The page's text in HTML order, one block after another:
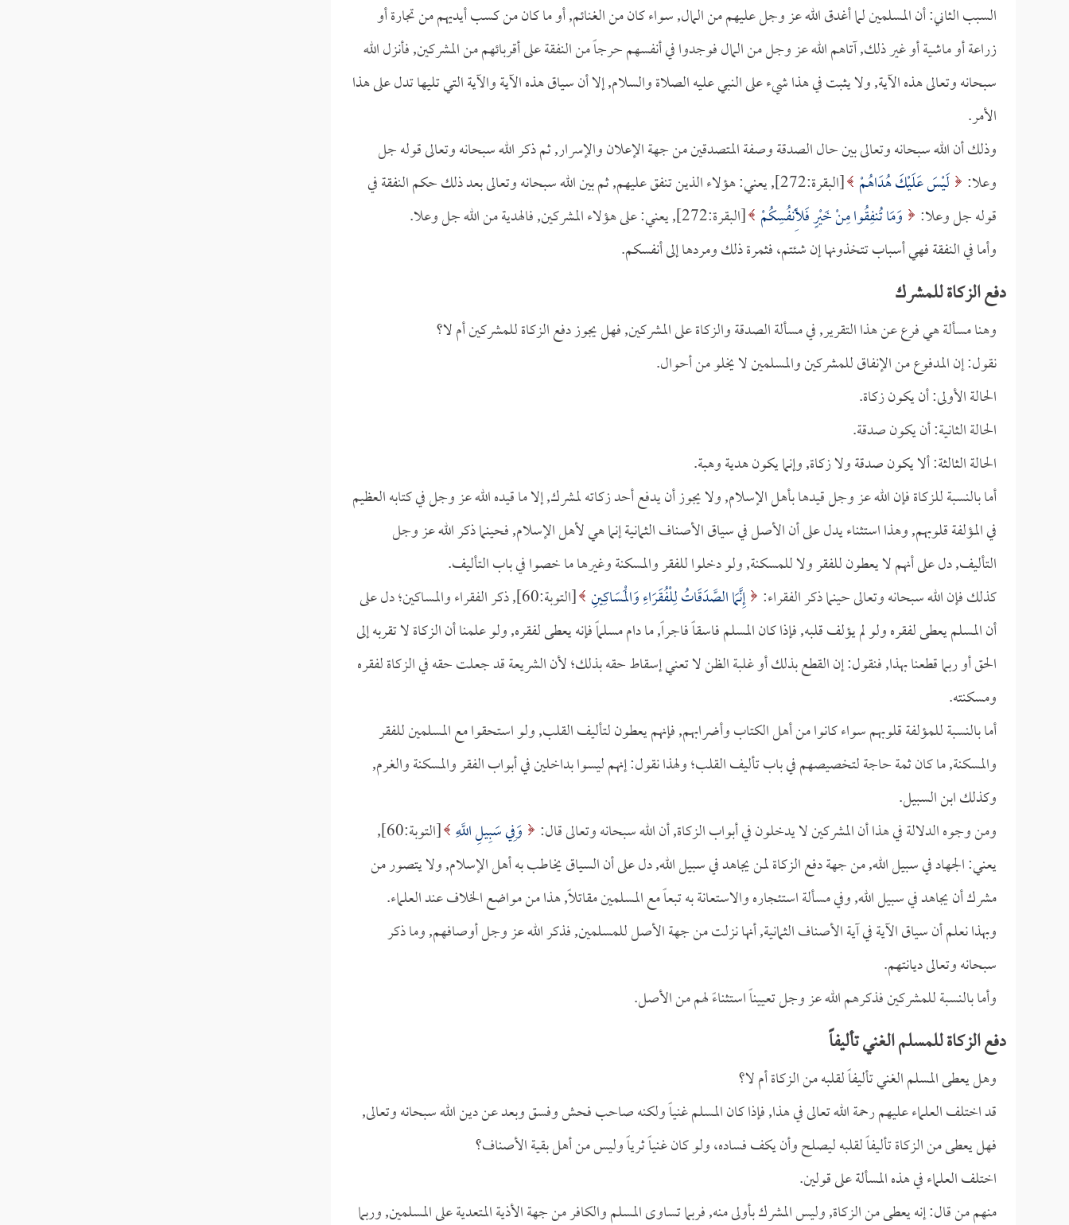
السبب الثاني: أن المسلمين لما أغدق الله عز وجل عليهم من المال, سواء كان من الغنائم, أو ما كان من كسب أيديهم من تجارة أو
زراعة أو ماشية أو غير ذلك, آتاهم الله عز وجل من المال فوجدوا في أنفسهم حرجاً من النفقة على أقربائهم من المشركين, فأنزل الله
سبحانه وتعالى هذه الآية, ولا يثبت في هذا شيء على النبي عليه الصلاة والسلام, إلا أن سياق هذه الآية والآية التي تليها تدل على هذا
الأمر.
وذلك أن الله سبحانه وتعالى بين حال الصدقة وصفة المتصدقين من جهة الإعلان والإسرار, ثم ذكر الله سبحانه وتعالى قوله جل
وعلا: لَيْسَ عَلَيْكَ هُدَاهُمْ
[البقرة:272], يعني: هؤلاء الذين تنفق عليهم, ثم بين الله سبحانه وتعالى بعد ذلك حكم النفقة في
قوله جل وعلا:
وَمَا تُنفِقُوا مِنْ خَيْرٍ فَلِأَنفُسِكُمْ [البقرة:272], يعني: على هؤلاء المشركين, فالهدية من الله جل وعلا.
وأما في النفقة فهي أسباب تتخذونها إن شئتم، فثمرة ذلك ومردها إلى أنفسكم.
دفع الزكاة للمشرك
وهنا مسألة هي فرع عن هذا التقرير, في مسألة الصدقة والزكاة على المشركين, فهل يجوز دفع الزكاة للمشركين أم لا؟
نقول: إن المدفوع من الإنفاق للمشركين والمسلمين لا يخلو من أحوال.
الحالة الأولى: أن يكون زكاة.
الحالة الثانية: أن يكون صدقة.
الحالة الثالثة: ألا يكون صدقة ولا زكاة, وإنما يكون هدية وهبة.
أما بالنسبة للزكاة فإن الله عز وجل قيدها بأهل الإسلام, ولا يجوز أن يدفع أحد زكاته لمشرك, إلا ما قيده الله عز وجل في كتابه العظيم
في المؤلفة قلوبهم, وهذا استثناء يدل على أن الأصل في سياق الأصناف الثمانية إنما هي لأهل الإسلام, فحينما ذكر الله عز وجل
التأليف, دل على أنهم لا يعطون للفقر ولا للمسكنة, ولو دخلوا للفقر والمسكنة وغيرها ما خصوا في باب التأليف.
كذلك فإن الله سبحانه وتعالى حينما ذكر الفقراء: إِنَّمَا الصَّدَقَاتُ لِلْفُقَرَاءِ وَالْمَسَاكِينِ
[التوبة:60], ذكر الفقراء والمساكين؛ دل على
أن المسلم يعطى لفقره ولو لم يؤلف قلبه, فإذا كان المسلم فاسقاً فاجراً, ما دام مسلماً فإنه يعطى لفقره, ولو علمنا أن الزكاة لا تقربه إلى
الحق أو ربما قطعنا بهذا, فنقول: إن القطع بذلك أو غلبة الظن لا تعني إسقاط حقه بذلك؛ لأن الشريعة قد جعلت حقه في الزكاة لفقره
ومسكنته.
أما بالنسبة للمؤلفة قلوبهم سواء كانوا من أهل الكتاب وأضرابهم, فإنهم يعطون لتأليف القلب, ولو استحقوا مع المسلمين للفقر
والمسكنة, ما كان ثمة حاجة لتخصيصهم في باب تأليف القلب؛ ولهذا نقول: إنهم ليسوا بداخلين في أبواب الفقر والمسكنة والغرم,
وكذلك ابن السبيل.
ومن وجوه الدلالة في هذا أن المشركين لا يدخلون في أبواب الزكاة, أن الله سبحانه وتعالى قال:
وَفِي سَبِيلِ اللَّهِ
[التوبة:60],
يعني: الجهاد في سبيل الله, من جهة دفع الزكاة لمن يجاهد في سبيل الله, دل على أن السياق يخاطب به أهل الإسلام, ولا يتصور من
مشرك أن يجاهد في سبيل الله, وفي مسألة استئجاره والاستعانة به تبعاً مع المسلمين مقاتلاً, هذا من مواضع الخلاف عند العلماء.
وبهذا نعلم أن سياق الآية في آية الأصناف الثمانية, أنها نزلت من جهة الأصل للمسلمين, فذكر الله عز وجل أوصافهم, وما ذكر
سبحانه وتعالى ديانتهم.
وأما بالنسبة للمشركين فذكرهم الله عز وجل تعييناً استثناءً لهم من الأصل.
دفع الزكاة للمسلم الغني تأليفاً
وهل يعطى المسلم الغني تأليفاً لقلبه من الزكاة أم لا؟
قد اختلف العلماء عليهم رحمة الله تعالى في هذا, فإذا كان المسلم غنياً ولكنه صاحب فحش وفسق وبعد عن دين الله سبحانه وتعالى,
فهل يعطى من الزكاة تأليفاً لقلبه ليصلح وأن يكف فساده، ولو كان غنياً ثرياً وليس من أهل بقية الأصناف؟
اختلف العلماء في هذه المسألة على قولين.
منهم من قال: إنه يعطى من الزكاة, وليس المشرك بأولى منه, فربما تساوى المسلم والكافر من جهة الأذية المتعدية على المسلمين, وربما